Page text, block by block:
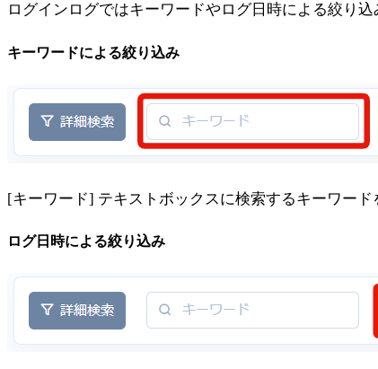
ログインログではキーワードやログ日時による絞り込
キーワードによる絞り込み
[キーワード] テキストボックスに検索するキーワー
ログ日時による絞り込み